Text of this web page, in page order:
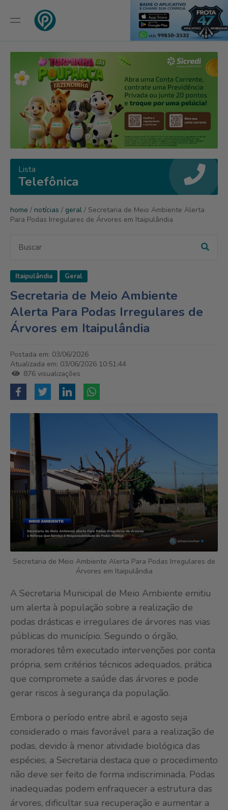
Lista
Telefônica
home / notícias / geral / Secretaria de Meio Ambiente Alerta
Para Podas Irregulares de Árvores em Itaipulândia
Itaipulândia Geral
Secretaria de Meio Ambiente
Alerta Para Podas Irregulares de
Árvores em Itaipulândia
Postada em: 03/06/2026
Atualizada em: 03/06/2026 10:51:44
876 visualizações
Secretaria de Meio Ambiente Alerta Para Podas Irregulares de
Árvores em Itaipulândia
A Secretaria Municipal de Meio Ambiente emitiu
um alerta à população sobre a realização de
podas drásticas e irregulares de árvores nas vias
públicas do município. Segundo o órgão,
moradores têm executado intervenções por conta
própria, sem critérios técnicos adequados, prática
que compromete a saúde das árvores e pode
gerar riscos à segurança da população.
Embora o período entre abril e agosto seja
considerado o mais favorável para a realização de
podas, devido à menor atividade biológica das
espécies, a Secretaria destaca que o procedimento
não deve ser feito de forma indiscriminada. Podas
inadequadas podem enfraquecer a estrutura das
árvores, dificultar sua recuperação e aumentar a